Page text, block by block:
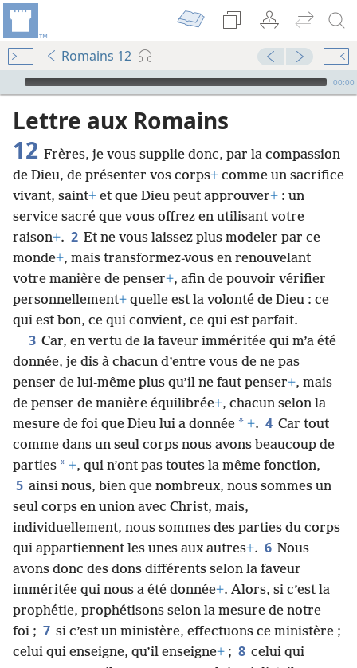
Romains 12
Audio Player
00:00
Lettre aux Romains
12 Frères, je vous supplie donc, par la compassion
de Dieu, de présenter vos corps+ comme un sacrifice
vivant, saint+ et que Dieu peut approuver+ : un
service sacré que vous offrez en utilisant votre
raison+. 2 Et ne vous laissez plus modeler par ce
monde+, mais transformez-vous en renouvelant
votre manière de penser+, afin de pouvoir vérifier
personnellement+ quelle est la volonté de Dieu : ce
qui est bon, ce qui convient, ce qui est parfait.
3 Car, en vertu de la faveur imméritée qui m’a été
donnée, je dis à chacun d’entre vous de ne pas
penser de lui-même plus qu’il ne faut penser+, mais
de penser de manière équilibrée+, chacun selon la
mesure de foi que Dieu lui a donnée * +. 4 Car tout
comme dans un seul corps nous avons beaucoup de
parties * +, qui n’ont pas toutes la même fonction,
5 ainsi nous, bien que nombreux, nous sommes un
seul corps en union avec Christ, mais,
individuellement, nous sommes des parties du corps
qui appartiennent les unes aux autres+. 6 Nous
avons donc des dons différents selon la faveur
imméritée qui nous a été donnée+. Alors, si c’est la
prophétie, prophétisons selon la mesure de notre
foi ; 7 si c’est un ministère, effectuons ce ministère ;
celui qui enseigne, qu’il enseigne+ ; 8 celui qui